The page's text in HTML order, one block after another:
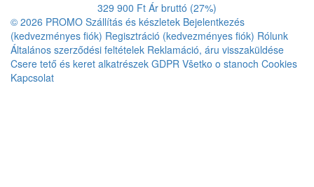
329 900 Ft Ár bruttó (27%)
© 2026 PROMO Szállítás és készletek Bejelentkezés
(kedvezményes fiók) Regisztráció (kedvezményes fiók) Rólunk
Általános szerződési feltételek Reklamáció, áru visszaküldése
Csere tető és keret alkatrészek GDPR Všetko o stanoch Cookies
Kapcsolat